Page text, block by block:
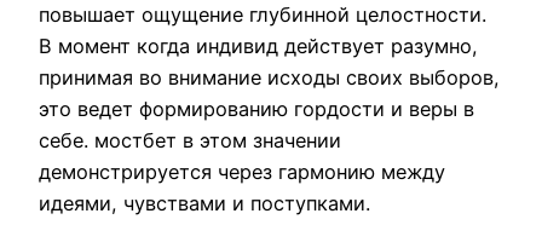
повышает ощущение глубинной целостности.
В момент когда индивид действует разумно,
принимая во внимание исходы своих выборов,
это ведет формированию гордости и веры в
себе. мостбет в этом значении
демонстрируется через гармонию между
идеями, чувствами и поступками.